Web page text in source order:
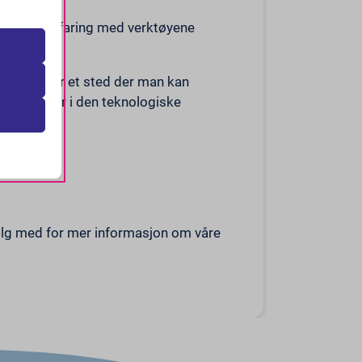
erfaring med verktøyene
Det er et sted der man kan
etter i den teknologiske
med for mer informasjon om våre
inn